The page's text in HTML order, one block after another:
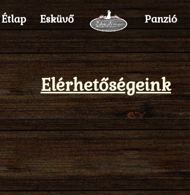
Étlap Esküvő Panzió
Elérhetőségeink